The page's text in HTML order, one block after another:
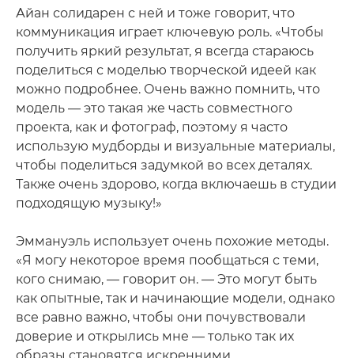
Айан солидарен с ней и тоже говорит, что
коммуникация играет ключевую роль. «Чтобы
получить яркий результат, я всегда стараюсь
поделиться с моделью творческой идеей как
можно подробнее. Очень важно помнить, что
модель — это такая же часть совместного
проекта, как и фотограф, поэтому я часто
использую мудборды и визуальные материалы,
чтобы поделиться задумкой во всех деталях.
Также очень здорово, когда включаешь в студии
подходящую музыку!»
Эммануэль использует очень похожие методы.
«Я могу некоторое время пообщаться с теми,
кого снимаю, — говорит он. — Это могут быть
как опытные, так и начинающие модели, однако
все равно важно, чтобы они почувствовали
доверие и открылись мне — только так их
образы становятся искренними.